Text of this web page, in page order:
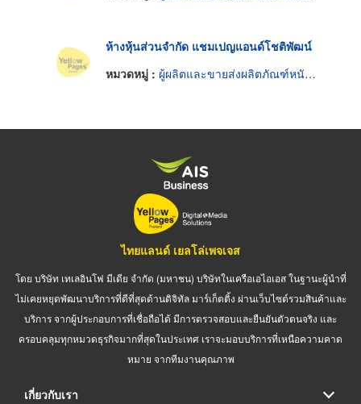
ห้างหุ้นส่วนจำกัด แชมเปญแอนด์โชติพัฒน์
หมวดหมู่ : ผู้ผลิตและขายส่งผลิตภัณฑ์หนังแท้
ไทยแลนด์ เยลโล่เพจเจส
โดย บริษัท เทเลอินโฟ มีเดีย จำกัด (มหาชน) บริษัทในเครือเอไอเอส ในฐานะผู้นำที่
ไม่เคยหยุดพัฒนาบริการที่ดีที่สุดด้านดิจิทัล มาร์เก็ตติ้ง ผ่านเว็บไซต์รวมสินค้าและ
บริการ จากผู้ประกอบการที่เชื่อถือได้ มีการตรวจสอบและยืนยันตัวตนจริง และ
ครอบคลุมทุกหมวดธุรกิจมากที่สุดในประเทศ เราจะมอบบริการที่เหนือความคาด
หมาย จากทีมงานคุณภาพ
เกี่ยวกับเรา